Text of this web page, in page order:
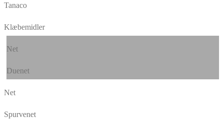
Tanaco
Klæbemidler
Net
Duenet
Net
Spurvenet